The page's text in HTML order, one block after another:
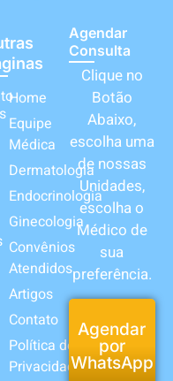
Home
Equipe
Médica
Dermatologia
Endocrinologia
Ginecologia
Convênios
Atendidos
Artigos
Contato
Política de
Privacidade
Agendar
Consulta
Clique no
Botão
Abaixo,
escolha uma
de nossas
Unidades,
escolha o
Médico de
sua
preferência.
Agendar
por
WhatsApp